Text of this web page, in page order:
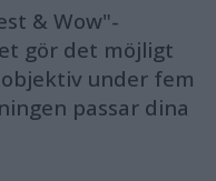
& Wow"-
gör det möjligt
under fem
passar dina